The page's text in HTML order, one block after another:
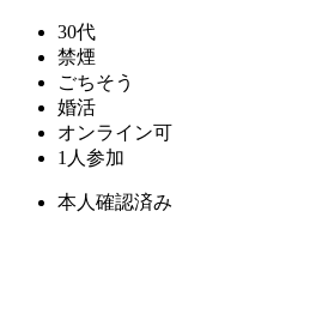
30代
禁煙
ごちそう
婚活
オンライン可
1人参加
本人確認済み